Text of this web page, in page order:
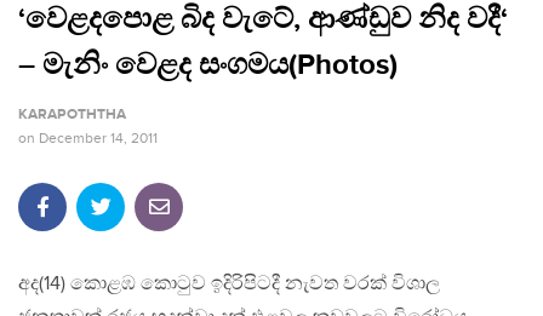
‘වෙළදපොළ බිද වැටේ, ආණ්ඩුව නිද වදී‘
– මැනිං ‍වෙළද සංගමය(Photos)
KARAPOTHTHA
on December 14, 2011
අද(14) කොළඹ කොටුව ඉදිරිපිටදී නැවත වරක් විශාල